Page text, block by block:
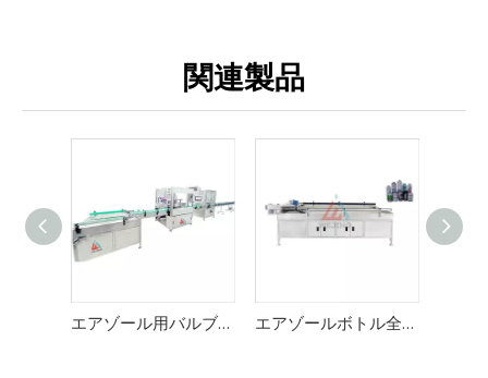
関連製品
エアゾール用バルブバッグ充填機 エアゾールボトル全自動管理機